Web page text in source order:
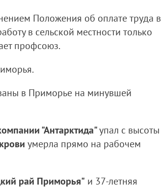
Положения об оплате труда в
в сельской местности только
профсоюз.
в Приморье на минувшей
"Антарктида"упал с высоты
умерла прямо на рабочем
рай Приморья" и 37-летняя